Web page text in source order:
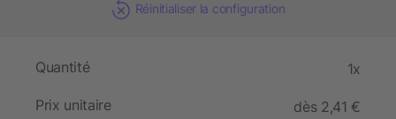
Réinitialiser la configuration
Quantité 1x
Prix unitaire
dès 2,41 €